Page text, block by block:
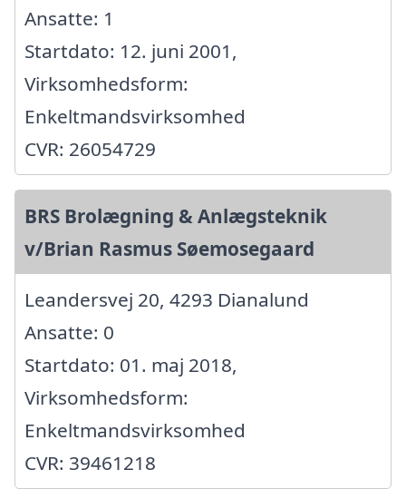
Ansatte: 1
Startdato: 12. juni 2001,
Virksomhedsform:
Enkeltmandsvirksomhed
CVR: 26054729
BRS Brolægning & Anlægsteknik
v/Brian Rasmus Søemosegaard
Leandersvej 20, 4293 Dianalund
Ansatte: 0
Startdato: 01. maj 2018,
Virksomhedsform:
Enkeltmandsvirksomhed
CVR: 39461218